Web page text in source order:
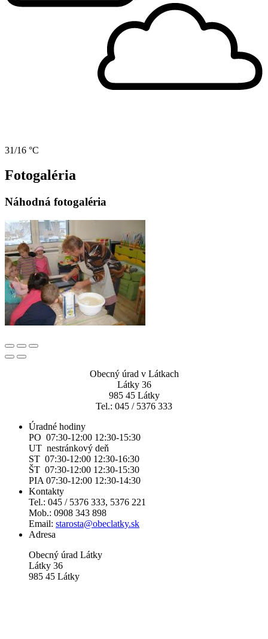
31/16 °C
Fotogaléria
Náhodná fotogaléria
Obecný úrad v Látkach
Látky 36
985 45 Látky
Tel.: 045 / 5376 333
Úradné hodiny
PO 07:30-12:00 12:30-15:30
UT nestránkový deň
ST 07:30-12:00 12:30-16:30
ŠT 07:30-12:00 12:30-15:30
PIA 07:30-12:00 12:30-14:30
Kontakty
Tel.: 045 / 5376 333, 5376 221
Mob.: 0908 343 898
Email: starosta@obeclatky.sk
Adresa
Obecný úrad Látky
Látky 36
985 45 Látky